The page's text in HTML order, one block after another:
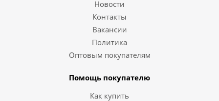
Новости
Контакты
Вакансии
Политика
Оптовым покупателям
Помощь покупателю
Как купить